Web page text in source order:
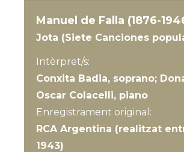
Manuel de Falla (1876-
Jota (Siete Canciones
Intèrpret/s:
Conxita Badia, soprano;
Oscar Colacelli, piano
Enregistrament original:
RCA Argentina (realitzat
1943)